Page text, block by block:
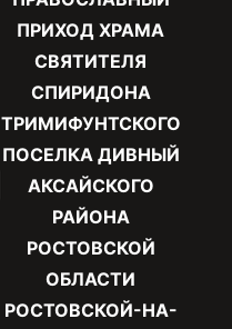
ПРИХОД ХРАМА
СВЯТИТЕЛЯ
СПИРИДОНА
ТРИМИФУНТСКОГО
ПОСЕЛКА ДИВНЫЙ
АКСАЙСКОГО
РАЙОНА
РОСТОВСКОЙ
ОБЛАСТИ
РОСТОВСКОЙ-НА-